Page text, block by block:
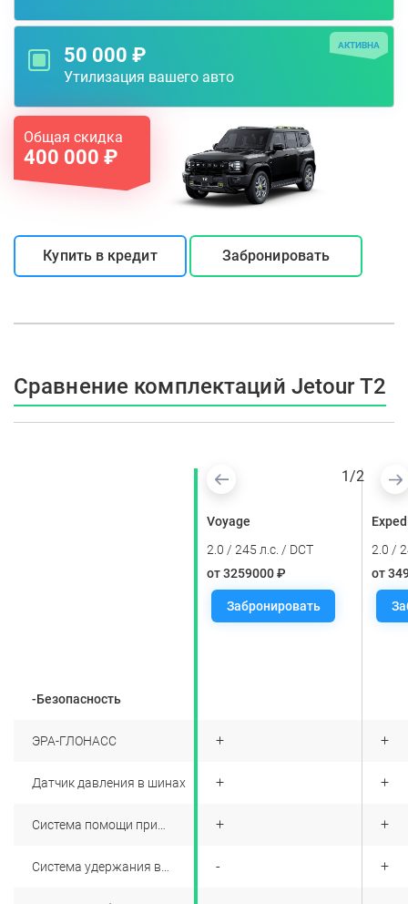
50 000 ₽
Утилизация вашего авто
АКТИВНА
Общая скидка
400 000 ₽
Купить в кредит Забронировать
Сравнение комплектаций Jetour T2
-Безопасность
ЭРА-ГЛОНАСС
Датчик давления в шинах
Система помощи при
Система удержания в
+
+
+
+
Voyage
2.0 / 245 л.с. / DCT
от 3259000 ₽
Забронировать
+
+
+
-
2.0 /
от
+
+
+
+
1 /2